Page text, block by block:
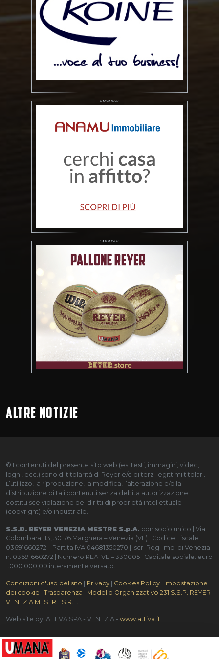
ALTRE NOTIZIE
© I contenuti del presente sito web (es. testi, immagini, video,
loghi, ecc.) sono di titolarità di Reyer e/o di terzi legittimi titolari.
L’utilizzo, la riproduzione, la modifica, l’alterazione e/o la
distribuzione di tali contenuti senza debita autorizzazione
costituisce violazione dei diritti di proprietà intellettuale
(copyright) e/o industriale.
S.S.D. REYER VENEZIA MESTRE S.p.A. con socio unico | Via
Colombara 113, 30176 Marghera – Venezia (VE) | Codice Fiscale
03691660272 – Partita IVA 04681350270 | Iscr. Reg. Imp. di Venezia
n. 03691660272 | Numero REA: VE – 330005 | Capitale sociale: euro
1.000.000,00 interamente versato.
Condizioni d'uso del sito Privacy Cookies Policy
Impostazione
dei cookie
Trasparenza
Modello Organizzativo 231 S.S.P. REYER
VENEZIA MESTRE S.R.L.
Web site by: ATTIVA SPA - VENEZIA - www.attiva.it